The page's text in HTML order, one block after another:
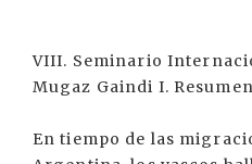
VIII. Seminario
Mugaz Gaindi I.
En tiempo de las